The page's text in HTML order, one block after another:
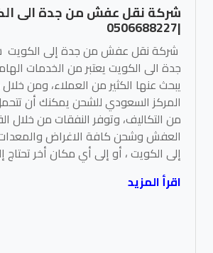
شركة نقل عفش من جدة الى
|0506688227
شركة نقل عفش من جدة إلى
جدة الى الكويت يعتبر من الخدمات
يبحث عنها الكثير من العملاء، ومن
المركز السعودي للشحن يمكنك أن
من التكاليف، وتوفر النفقات من خلال
العفش وشحن كافة الاغراض
إلى الكويت ، أو إلى أي مكان أخر
اقرأ المزيد